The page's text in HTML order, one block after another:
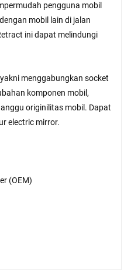
pengguna mobil
mobil lain di jalan
ini dapat melindungi
menggabungkan socket
komponen mobil,
originilitas mobil. Dapat
electric mirror.
(OEM)